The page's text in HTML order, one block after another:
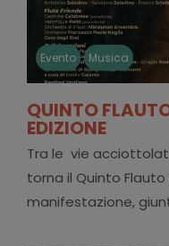
Evento Musica
QUINTO
EDIZIONE
Tra le vie
torna il Quinto Flauto
manifestazione,